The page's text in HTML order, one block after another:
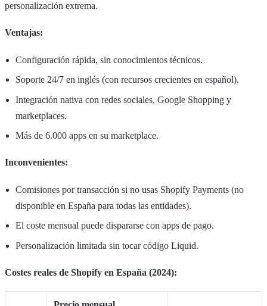
personalización extrema.
Ventajas:
Configuración rápida, sin conocimientos técnicos.
Soporte 24/7 en inglés (con recursos crecientes en español).
Integración nativa con redes sociales, Google Shopping y
marketplaces.
Más de 6.000 apps en su marketplace.
Inconvenientes:
Comisiones por transacción si no usas Shopify Payments (no
disponible en España para todas las entidades).
El coste mensual puede dispararse con apps de pago.
Personalización limitada sin tocar código Liquid.
Costes reales de Shopify en España (2024):